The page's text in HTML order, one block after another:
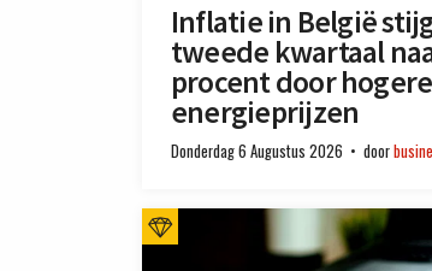
Inflatie in België
tweede kwartaal
procent door hogere
energieprijzen
Donderdag 6 Augustus 2026 door